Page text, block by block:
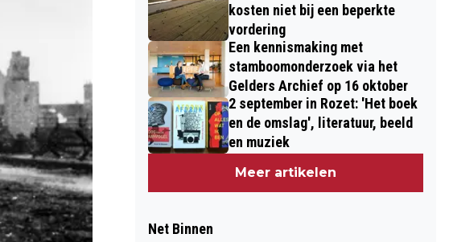
kosten niet bij een beperkte
vordering
Een kennismaking met
stamboomonderzoek via het
Gelders Archief op 16 oktober
2 september in Rozet: 'Het boek
en de omslag', literatuur, beeld
en muziek
Meer artikelen
Net Binnen